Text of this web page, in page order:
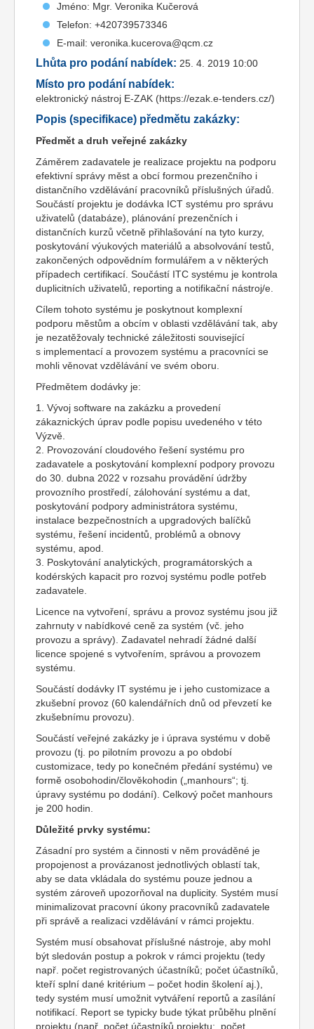
Jméno: Mgr. Veronika Kučerová
Telefon: +420739573346
E-mail: veronika.kucerova@qcm.cz
Lhůta pro podání nabídek: 25. 4. 2019 10:00
Místo pro podání nabídek:
elektronický nástroj E-ZAK (https://ezak.e-tenders.cz/)
Popis (specifikace) předmětu zakázky:
Předmět a druh veřejné zakázky
Záměrem zadavatele je realizace projektu na podporu
efektivní správy měst a obcí formou prezenčního i
distančního vzdělávání pracovníků příslušných úřadů.
Součástí projektu je dodávka ICT systému pro správu
uživatelů (databáze), plánování prezenčních i
distančních kurzů včetně přihlašování na tyto kurzy,
poskytování výukových materiálů a absolvování testů,
zakončených odpovědním formulářem a v některých
případech certifikací. Součástí ITC systému je kontrola
duplicitních uživatelů, reporting a notifikační nástroj/e.
Cílem tohoto systému je poskytnout komplexní
podporu městům a obcím v oblasti vzdělávání tak, aby
je nezatěžovaly technické záležitosti související
s implementací a provozem systému a pracovníci se
mohli věnovat vzdělávání ve svém oboru.
Předmětem dodávky je:
1. Vývoj software na zakázku a provedení
zákaznických úprav podle popisu uvedeného v této
Výzvě.
2. Provozování cloudového řešení systému pro
zadavatele a poskytování komplexní podpory provozu
do 30. dubna 2022 v rozsahu provádění údržby
provozního prostředí, zálohování systému a dat,
poskytování podpory administrátora systému,
instalace bezpečnostních a upgradových balíčků
systému, řešení incidentů, problémů a obnovy
systému, apod.
3. Poskytování analytických, programátorských a
kodérských kapacit pro rozvoj systému podle potřeb
zadavatele.
Licence na vytvoření, správu a provoz systému jsou již
zahrnuty v nabídkové ceně za systém (vč. jeho
provozu a správy). Zadavatel nehradí žádné další
licence spojené s vytvořením, správou a provozem
systému.
Součástí dodávky IT systému je i jeho customizace a
zkušební provoz (60 kalendářních dnů od převzetí ke
zkušebnímu provozu).
Součástí veřejné zakázky je i úprava systému v době
provozu (tj. po pilotním provozu a po období
customizace, tedy po konečném předání systému) ve
formě osobohodin/člověkohodin („manhours“; tj.
úpravy systému po dodání). Celkový počet manhours
je 200 hodin.
Důležité prvky systému:
Zásadní pro systém a činnosti v něm prováděné je
propojenost a provázanost jednotlivých oblastí tak,
aby se data vkládala do systému pouze jednou a
systém zároveň upozorňoval na duplicity. Systém musí
minimalizovat pracovní úkony pracovníků zadavatele
při správě a realizaci vzdělávání v rámci projektu.
Systém musí obsahovat příslušné nástroje, aby mohl
být sledován postup a pokrok v rámci projektu (tedy
např. počet registrovaných účastníků; počet účastníků,
kteří splní dané kritérium – počet hodin školení aj.),
tedy systém musí umožnit vytváření reportů a zasílání
notifikací. Report se typicky bude týkat průběhu plnění
projektu (např. počet účastníků projektu; počet